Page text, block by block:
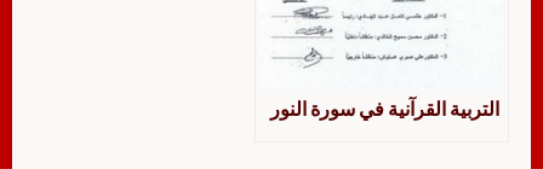
التربية القرآنية في سورة النور